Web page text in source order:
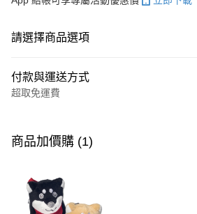
請選擇商品選項
付款與運送方式
超取免運費
信用卡一次付款
LINE Pay
商品加價購 (1)